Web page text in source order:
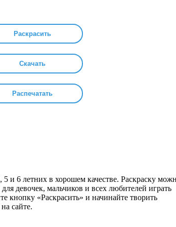
Раскрасить
Скачать
Распечатать
и 6 летних в хорошем качестве. Раскраску
девочек, мальчиков и всех любителей играть
кнопку «Раскрасить» и начинайте творить
сайте.